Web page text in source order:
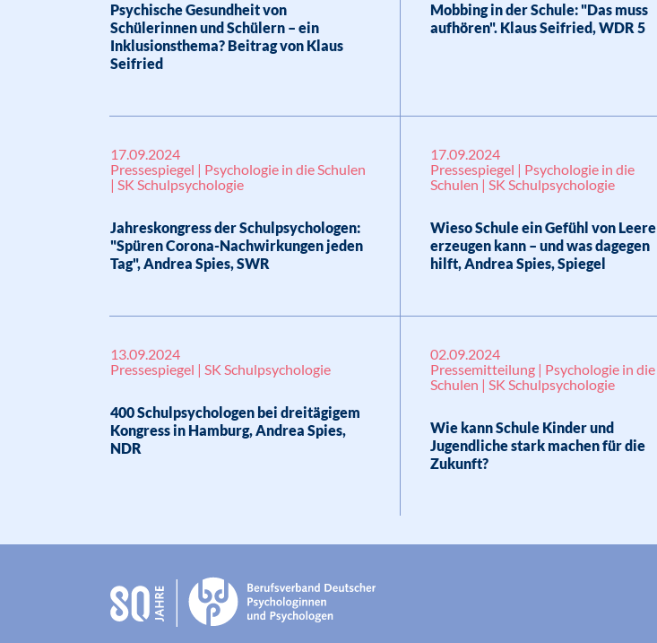
Psychische Gesundheit von
Schülerinnen und Schülern – ein
Inklusionsthema? Beitrag von Klaus
Seifried
Mobbing in der Schule: "Das muss
aufhören". Klaus Seifried, WDR 5
17.09.2024
Pressespiegel | Psychologie in die Schulen
| SK Schulpsychologie
Jahreskongress der Schulpsychologen:
"Spüren Corona-Nachwirkungen jeden
Tag", Andrea Spies, SWR
17.09.2024
Pressespiegel | Psychologie in die
Schulen | SK Schulpsychologie
Wieso Schule ein Gefühl von Leere
erzeugen kann – und was dagegen
hilft, Andrea Spies, Spiegel
13.09.2024
Pressespiegel | SK Schulpsychologie
400 Schulpsychologen bei dreitägigem
Kongress in Hamburg, Andrea Spies,
NDR
02.09.2024
Pressemitteilung | Psychologie in die
Schulen | SK Schulpsychologie
Wie kann Schule Kinder und
Jugendliche stark machen für die
Zukunft?